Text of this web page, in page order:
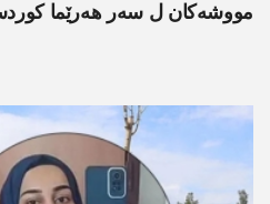
مووشەکان ل سەر ھەرێما